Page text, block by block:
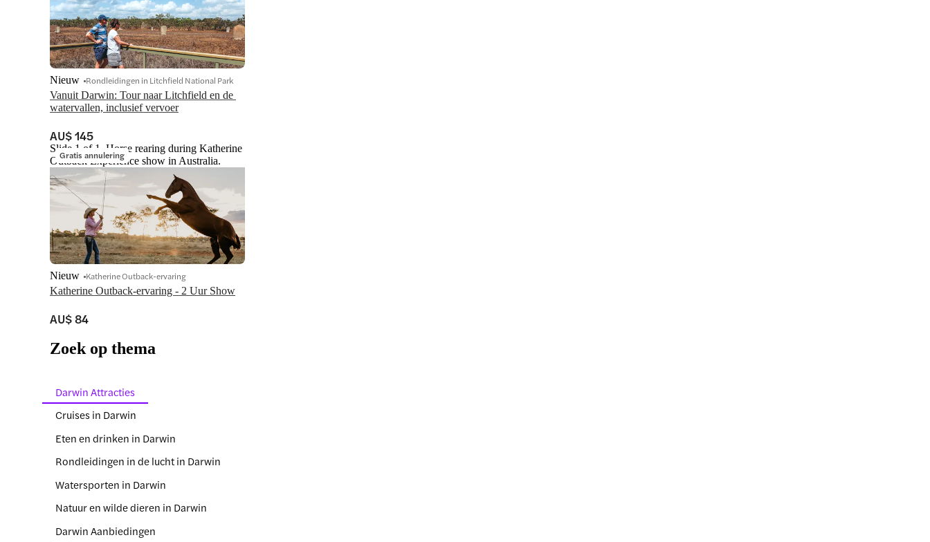
Vanuit Darwin: Tour naar Litchfield en de
watervallen, inclusief vervoer
Nieuw Rondleidingen in Litchfield National Park
AU$ 145
Gratis annulering
Slide 1 of 1, Horse rearing during Katherine
Outback Experience show in Australia.
Katherine Outback-ervaring - 2 Uur Show
Nieuw Katherine Outback-ervaring
AU$ 84
Zoek op thema
Darwin Attracties
Cruises in Darwin
Eten en drinken in Darwin
Rondleidingen in de lucht in Darwin
Watersporten in Darwin
Natuur en wilde dieren in Darwin
Darwin Aanbiedingen